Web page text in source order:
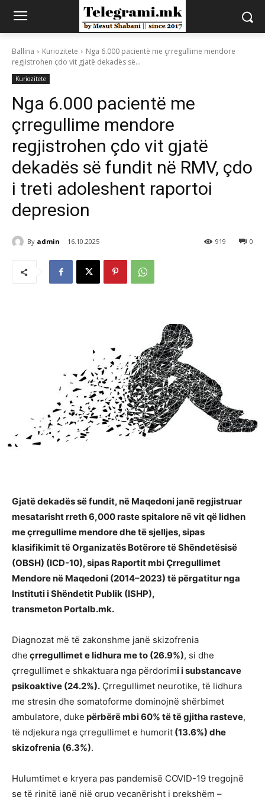
Ballina Kuriozitete
Nga 6.000 pacientë me çrregullime mendore
regjistrohen çdo vit gjatë dekadës së...
Kuriozitete
Nga 6.000 pacientë me
çrregullime mendore
regjistrohen çdo vit gjatë
dekadës së fundit në RMV, çdo
i treti adoleshent raportoi
depresion
By admin 16.10.2025 0
919
Gjatë dekadës së fundit, në Maqedoni janë regjistruar
mesatarisht rreth 6,000 raste spitalore në vit që lidhen
me çrregullime mendore dhe të sjelljes, sipas
klasifikimit të Organizatës Botërore të Shëndetësisë
(OBSH) (ICD-10), sipas Raportit mbi Çrregullimet
Mendore në Maqedoni (2014–2023) të përgatitur nga
Instituti i Shëndetit Publik (ISHP),
transmeton Portalb.mk.
Diagnozat më të zakonshme janë skizofrenia
dhe çrregullimet e lidhura me to (26.9%), si dhe
çrregullimet e shkaktuara nga përdorimi i substancave
psikoaktive (24.2%). Çrregullimet neurotike, të lidhura
me stresin dhe somatoforme dominojnë shërbimet
ambulatore, duke përbërë mbi 60% të të gjitha rasteve,
të ndjekura nga çrregullimet e humorit (13.6%) dhe
skizofrenia (6.3%).
Hulumtimet e kryera pas pandemisë COVID-19 tregojnë
se të rinjtë janë një grup veçanërisht i prekshëm –